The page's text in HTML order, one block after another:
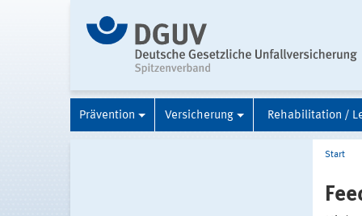
Prävention Versicherung Rehabilitation /
Start